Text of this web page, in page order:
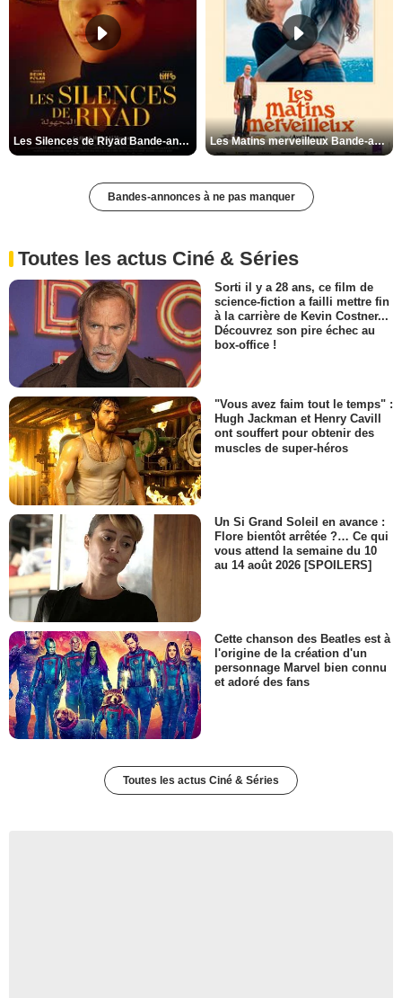
Les Silences de Riyad Bande-annonce VO STFR Les Matins merveilleux Bande-annonce VF
Bandes-annonces à ne pas manquer
Toutes les actus Ciné & Séries
Sorti il y a 28 ans, ce film de
science-fiction a failli mettre fin
à la carrière de Kevin Costner...
Découvrez son pire échec au
box-office !
"Vous avez faim tout le temps" :
Hugh Jackman et Henry Cavill
ont souffert pour obtenir des
muscles de super-héros
Un Si Grand Soleil en avance :
Flore bientôt arrêtée ?… Ce qui
vous attend la semaine du 10
au 14 août 2026 [SPOILERS]
Cette chanson des Beatles est à
l'origine de la création d'un
personnage Marvel bien connu
et adoré des fans
Toutes les actus Ciné & Séries